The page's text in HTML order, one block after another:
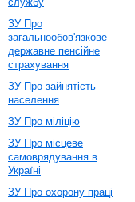
ЗУ Про
загальнообов'язкове
державне пенсійне
страхування
ЗУ Про зайнятість
населення
ЗУ Про міліцію
ЗУ Про місцеве
самоврядування в
Україні
ЗУ Про охорону праці